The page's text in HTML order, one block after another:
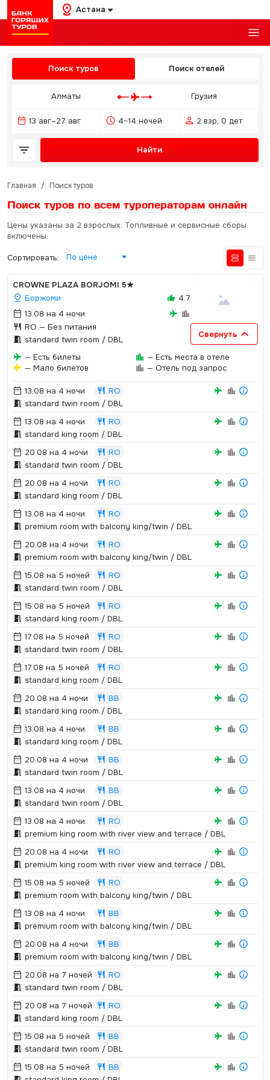
Астана
Поиск туров Поиск отелей
Алматы Грузия
13 авг–27 авг 4–14 ночей 2 взр, 0 дет
Найти
Главная / Поиск туров
Поиск туров по всем туроператорам онлайн
Цены указаны за 2 взрослых. Топливные и сервисные сборы
включены.
Сортировать: По цене
CROWNE PLAZA BORJOMI 5★
Боржоми
13.08 на 4 ночи
RO — Без питания
4.7
standard twin room / DBL
Свернуть
— Есть билеты
— Мало билетов
— Есть места в отеле
— Отель под запрос
13.08 на 4 ночи
RO
standard twin room / DBL
13.08 на 4 ночи
RO
standard king room / DBL
20.08 на 4 ночи
RO
standard twin room / DBL
20.08 на 4 ночи
RO
standard king room / DBL
13.08 на 4 ночи
RO
premium room with balcony king/twin / DBL
20.08 на 4 ночи
RO
premium room with balcony king/twin / DBL
15.08 на 5 ночей
RO
standard twin room / DBL
15.08 на 5 ночей
RO
standard king room / DBL
17.08 на 5 ночей
RO
standard twin room / DBL
17.08 на 5 ночей
RO
standard king room / DBL
20.08 на 4 ночи
BB
standard king room / DBL
13.08 на 4 ночи
BB
standard king room / DBL
20.08 на 4 ночи
BB
standard twin room / DBL
13.08 на 4 ночи
BB
standard twin room / DBL
13.08 на 4 ночи
RO
premium king room with river view and terrace / DBL
20.08 на 4 ночи
RO
premium king room with river view and terrace / DBL
15.08 на 5 ночей
RO
premium room with balcony king/twin / DBL
13.08 на 4 ночи
BB
premium room with balcony king/twin / DBL
20.08 на 4 ночи
BB
premium room with balcony king/twin / DBL
20.08 на 7 ночей
RO
standard twin room / DBL
20.08 на 7 ночей
RO
standard king room / DBL
15.08 на 5 ночей
BB
standard twin room / DBL
15.08 на 5 ночей
BB